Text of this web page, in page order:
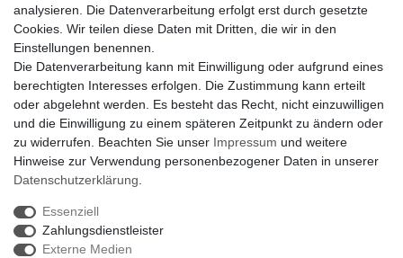
der Schweiz?
Kontaktieren Sie uns per Mail:Herstelleranfrage Vertrieb
Schweiz
Newsletter
Newsletter
Hiermit bestätige ich, dass ich dieDaten­schutz­erklärunggelesen habe. Meine
Einwilligung kann ich jederzeit widerrufen.**
analysieren. Die Datenverarbeitung erfolgt erst durch gesetzte
Cookies. Wir teilen diese Daten mit Dritten, die wir in den
Einstellungen benennen.
Die Datenverarbeitung kann mit Einwilligung oder aufgrund eines
berechtigten Interesses erfolgen. Die Zustimmung kann erteilt
oder abgelehnt werden. Es besteht das Recht, nicht einzuwilligen
und die Einwilligung zu einem späteren Zeitpunkt zu ändern oder
zu widerrufen. Beachten Sie unser Impressum und weitere
Hinweise zur Verwendung personenbezogener Daten in unserer
Daten­schutz­erklärung
Essenziell
Zahlungsdienstleister
Externe Medien